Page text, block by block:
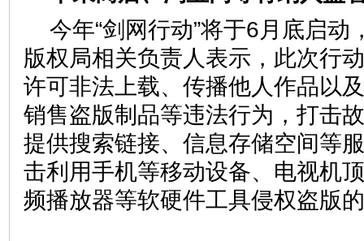
今年“剑网行动”将于6月底启动
版权局相关负责人表示，此次行
许可非法上载、传播他人作品以
销售盗版制品等违法行为，打击
提供搜索链接、信息存储空间等
击利用手机等移动设备、电视机
频播放器等软硬件工具侵权盗